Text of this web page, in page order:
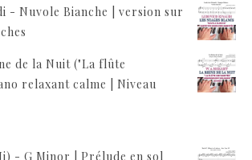
- Nuvole Bianche | version sur
de la Nuit ("La flûte
relaxant calme | Niveau
- G Minor | Prélude en sol